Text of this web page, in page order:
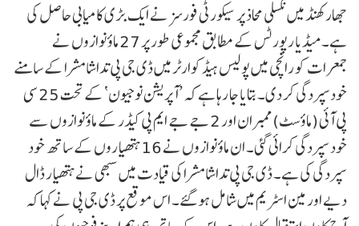
جھارکھنڈ میں نکسلی محاذ پر سیکورٹی فورسز نے ایک بڑی کامیابی حاصل کی
ہے۔ میڈیا رپورٹس کے مطابق مجموعی طور پر 27 ماؤ نوازوں نے
جمعرات کو رانچی میں پولیس ہیڈکوارٹر میں ڈی جی پی تداشا مشرا کے سامنے
خودسپردگی کر دی۔ بتایا جا رہا ہے کہ ’آپریشن نوجیون‘ کے تحت 25 سی
پی آئی (ماؤسٹ) ممبران اور 2 جے جے ایم پی کیڈر کے ماؤ نوازوں سے
خود سپردگی کرائی گئی۔ ان ماؤ نوازوں نے 16 ہتھیاروں کے ساتھ خود
سپردگی کی ہے۔ ڈی جی پی تداشا مشرا کی قیادت میں سبھی نے ہتھیار ڈال
دیے اور مین اسٹریم میں شامل ہو گئے۔ اس موقع پر ڈی جی پی نے کہا کہ